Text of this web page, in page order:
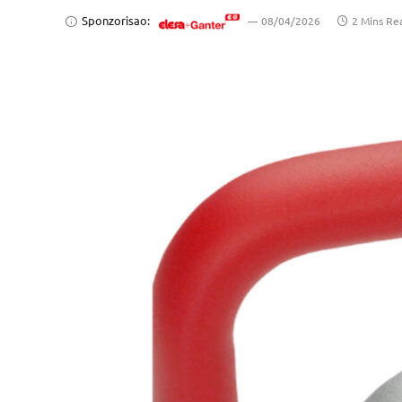
Sponzorisao: 08/04/2026 2 Mins